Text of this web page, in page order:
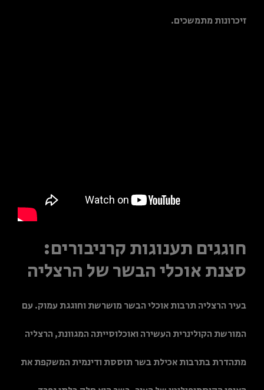
זיכרונות מתמשכים.
חוגגים תענוגות קרניבורים:
סצנת אוכלי הבשר של הרצליה
בעיר הרצליה תרבות אוכלי הבשר מושרשת וחוגגת עמוק. עם
המורשת הקולינרית העשירה ואוכלוסייתה המגוונת, הרצליה
מתהדרת בתרבות אכילת בשר תוססת ודינמית המשקפת את